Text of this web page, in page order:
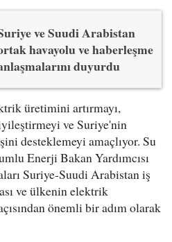
ve Suudi Arabistan
havayolu ve haberleşme
duyurdu
üretimini artırmayı,
ve Suriye'nin
desteklemeyi amaçlıyor. Su
Enerji Bakan Yardımcısı
Suriye-Suudi Arabistan iş
ve ülkenin elektrik
önemli bir adım olarak